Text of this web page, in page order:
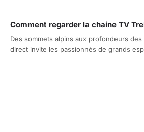
Comment regarder la chaine TV
Des sommets alpins aux profondeurs
direct invite les passionnés de grands